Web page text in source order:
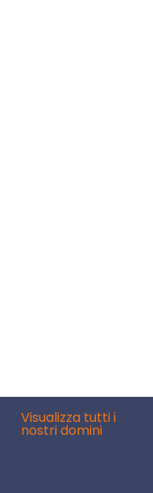
Visualizza tutti i
nostri domini